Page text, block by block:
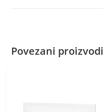
Povezani proizvodi